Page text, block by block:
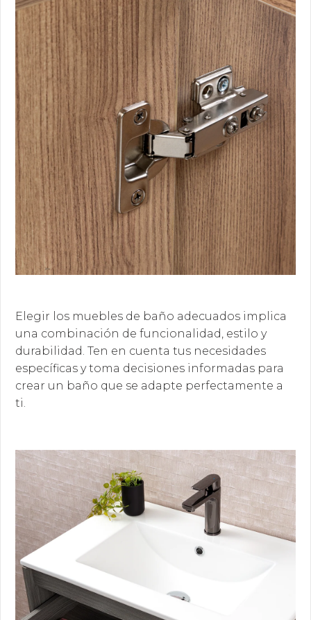
Elegir los muebles de baño adecuados implica
una combinación de funcionalidad, estilo y
durabilidad. Ten en cuenta tus necesidades
específicas y toma decisiones informadas para
crear un baño que se adapte perfectamente a
ti.